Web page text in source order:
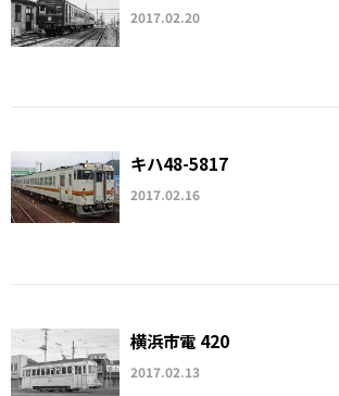
2017.02.20
キハ48-5817
2017.02.16
横浜市電 420
2017.02.13